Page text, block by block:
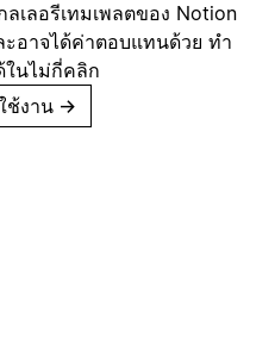
เลอรีเทมเพลตของ Notion
อาจได้ค่าตอบแทนด้วย ทำ
ในไม่กี่คลิก
ช้งาน →